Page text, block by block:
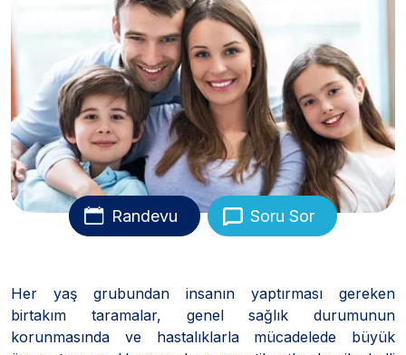
Randevu Soru Sor
Her yaş grubundan insanın yaptırması gereken
birtakım taramalar, genel sağlık durumunun
korunmasında ve hastalıklarla mücadelede büyük